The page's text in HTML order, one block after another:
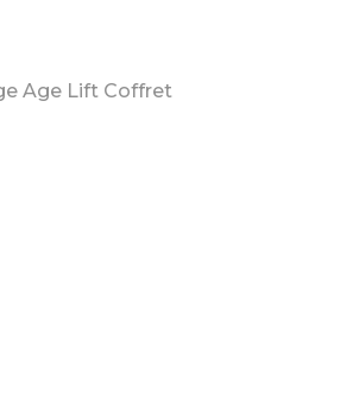
Age Lift Coffret